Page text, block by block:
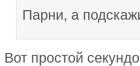
Парни, а
Вот простой